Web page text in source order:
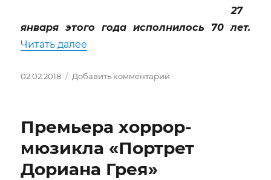
27
января этого года исполнилось 70 лет.
Читать далее
Опубликовано
02.02.2018 Добавить комментарий
Несколько
слов
о
Премьера хоррор-
мюзикла «Портрет
Дориана Грея»